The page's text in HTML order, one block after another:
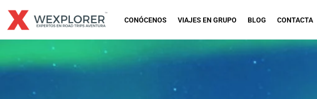
contenido
CONÓCENOS VIAJES EN GRUPO BLOG CONTACTA